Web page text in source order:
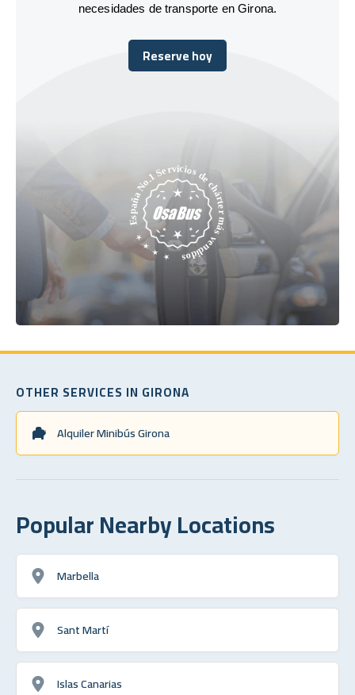
necesidades de transporte en Girona.
Reserve hoy
Reserve hoy
OTHER SERVICES IN GIRONA
Alquiler Minibús Girona
Popular Nearby Locations
Marbella
Sant Martí
Islas Canarias